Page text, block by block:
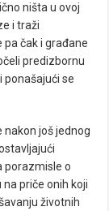
ništa u ovoj
i traži
pa čak i građane
predizbornu
ponašajući se
nakon još jednog
porazmisle o
priče onih koji
životnih